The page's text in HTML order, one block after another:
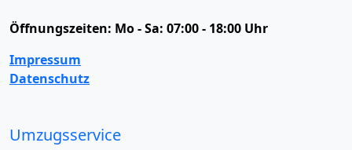
Öffnungszeiten: Mo - Sa: 07:00 - 18:00 Uhr
Impressum
Datenschutz
Umzugsservice